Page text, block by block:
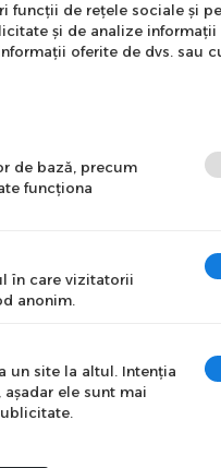
o palma usor
funcții de rețele sociale și
și de analize informații
oferite de dvs. sau
de bază, precum
funcţiona
în care vizitatorii
anonim.
un site la altul. Intenţia
ele sunt mai